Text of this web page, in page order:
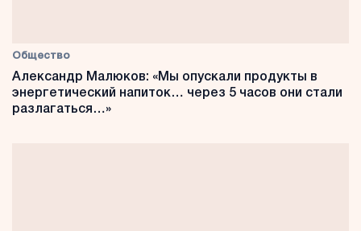
Общество
Александр Малюков: «Мы опускали продукты в
энергетический напиток… через 5 часов они стали
разлагаться…»